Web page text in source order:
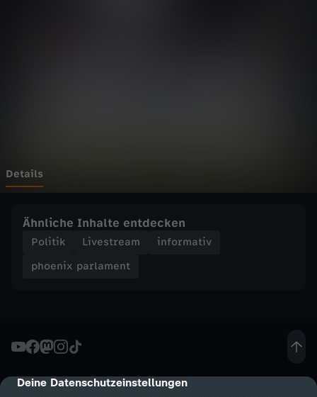
cmp-dialog-description
Deine Datenschutzeinstellungen
m
n
A
f
Details
Ähnliche Inhalte entdecken
Politik Livestream
informativ
phoenix parlament